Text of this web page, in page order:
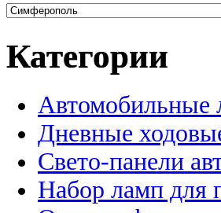
Категории
Автомобильные
Дневные
Свето-панели
Набор ламп для